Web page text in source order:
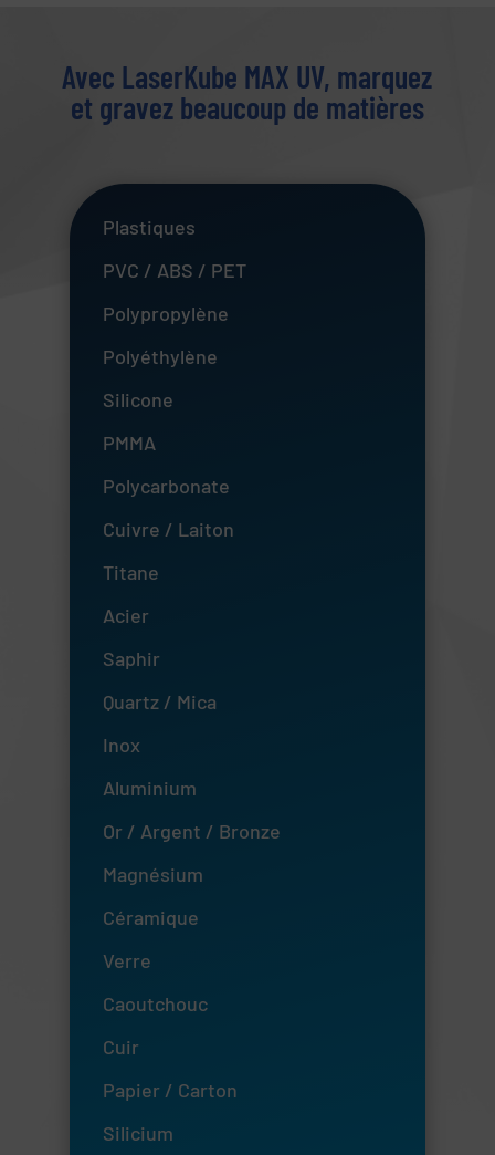
Avec LaserKube MAX UV, marquez
et gravez beaucoup de matières
Plastiques
PVC / ABS / PET
Polypropylène
Polyéthylène
Silicone
PMMA
Polycarbonate
Cuivre / Laiton
Titane
Acier
Saphir
Quartz / Mica
Inox
Aluminium
Or / Argent / Bronze
Magnésium
Céramique
Verre
Caoutchouc
Cuir
Papier / Carton
Silicium